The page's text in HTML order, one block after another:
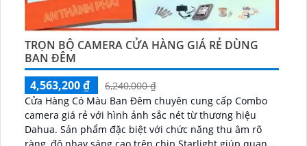
TRỌN BỘ CAMERA CỬA HÀNG GIÁ RẺ DÙNG
BAN ĐÊM
4,563,200 ₫
6,240,000 ₫
Cửa Hàng Có Màu Ban Đêm chuyên cung cấp Combo
camera giá rẻ với hình ảnh sắc nét từ thương hiệu
Dahua. Sản phẩm đặc biệt với chức năng thu âm rõ